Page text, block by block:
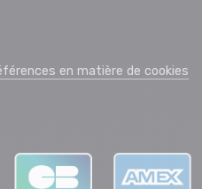
en matière de cookies